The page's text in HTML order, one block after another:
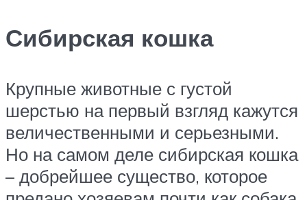
Сибирская кошка
Крупные животные с густой
шерстью на первый взгляд кажутся
величественными и серьезными.
Но на самом деле сибирская кошка
– добрейшее существо, которое